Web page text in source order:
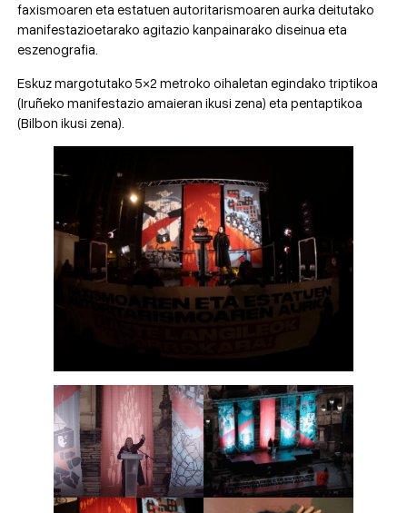
faxismoaren eta estatuen autoritarismoaren aurka deitutako
manifestazioetarako agitazio kanpainarako diseinua eta
eszenografia.
Eskuz margotutako 5×2 metroko oihaletan egindako triptikoa
(Iruñeko manifestazio amaieran ikusi zena) eta pentaptikoa
(Bilbon ikusi zena).